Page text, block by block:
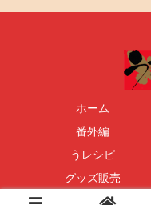
ホーム
番外編
うレシピ
グッズ販売